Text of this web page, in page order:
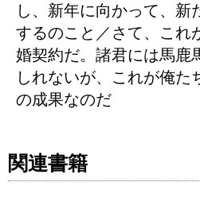
し、新年に向かって、新
するのこと／さて、これ
婚契約だ。諸君には馬鹿
しれないが、これが俺た
の成果なのだ
関連書籍